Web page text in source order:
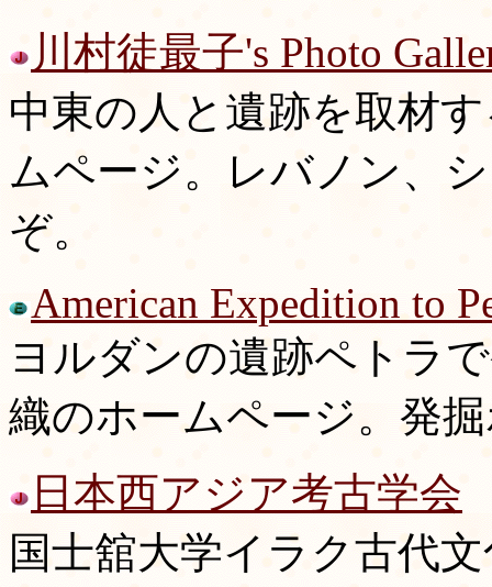
川村徒最子's Photo
中東の人と遺跡を取材
ムページ。レバノン、
ぞ。
American Expedition to
ヨルダンの遺跡ペトラ
織のホームページ。発
日本西アジア考古学会
国士舘大学イラク古代